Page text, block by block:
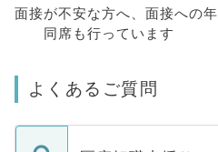
面接が不安な方へ、 面接への
同席も行っています
よくあるご質問